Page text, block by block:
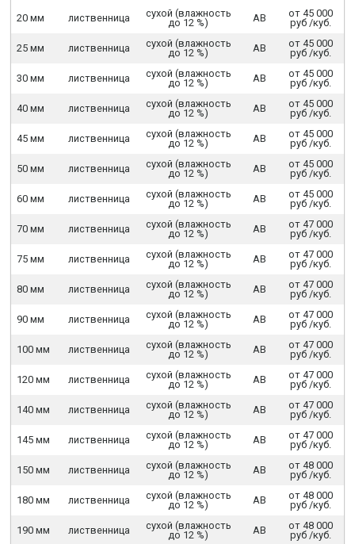
20 мм лиственница
сухой (влажность
до 12 %)
АВ
от 45 000
руб /куб.
25 мм лиственница
сухой (влажность
до 12 %)
АВ
от 45 000
руб /куб.
30 мм лиственница
сухой (влажность
до 12 %)
АВ
от 45 000
руб /куб.
40 мм лиственница
сухой (влажность
до 12 %)
АВ
от 45 000
руб /куб.
45 мм лиственница
сухой (влажность
до 12 %)
АВ
от 45 000
руб /куб.
50 мм лиственница
сухой (влажность
до 12 %)
АВ
от 45 000
руб /куб.
60 мм лиственница
сухой (влажность
до 12 %)
АВ
от 45 000
руб /куб.
70 мм лиственница
сухой (влажность
до 12 %)
АВ
от 47 000
руб /куб.
75 мм лиственница
сухой (влажность
до 12 %)
АВ
от 47 000
руб /куб.
80 мм лиственница
сухой (влажность
до 12 %)
АВ
от 47 000
руб /куб.
90 мм лиственница
сухой (влажность
до 12 %)
АВ
от 47 000
руб /куб.
100 мм лиственница
сухой (влажность
до 12 %)
АВ
от 47 000
руб /куб.
120 мм лиственница
сухой (влажность
до 12 %)
АВ
от 47 000
руб /куб.
140 мм лиственница
сухой (влажность
до 12 %)
АВ
от 47 000
руб /куб.
145 мм лиственница
сухой (влажность
до 12 %)
АВ
от 47 000
руб /куб.
150 мм лиственница
сухой (влажность
до 12 %)
АВ
от 48 000
руб /куб.
180 мм лиственница
сухой (влажность
до 12 %)
АВ
от 48 000
руб /куб.
190 мм лиственница
сухой (влажность
до 12 %)
АВ
от 48 000
руб /куб.